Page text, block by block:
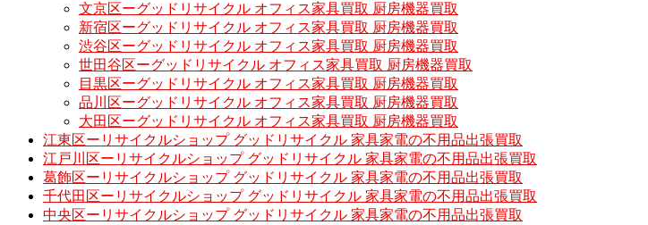
文京区ーグッドリサイクル オフィス家具買取 厨房機器買取
新宿区ーグッドリサイクル オフィス家具買取 厨房機器買取
渋谷区ーグッドリサイクル オフィス家具買取 厨房機器買取
世田谷区ーグッドリサイクル オフィス家具買取 厨房機器買取
目黒区ーグッドリサイクル オフィス家具買取 厨房機器買取
品川区ーグッドリサイクル オフィス家具買取 厨房機器買取
大田区ーグッドリサイクル オフィス家具買取 厨房機器買取
江東区ーリサイクルショップ グッドリサイクル 家具家電の不用品出張買取
江戸川区ーリサイクルショップ グッドリサイクル 家具家電の不用品出張買取
葛飾区ーリサイクルショップ グッドリサイクル 家具家電の不用品出張買取
千代田区ーリサイクルショップ グッドリサイクル 家具家電の不用品出張買取
中央区ーリサイクルショップ グッドリサイクル 家具家電の不用品出張買取